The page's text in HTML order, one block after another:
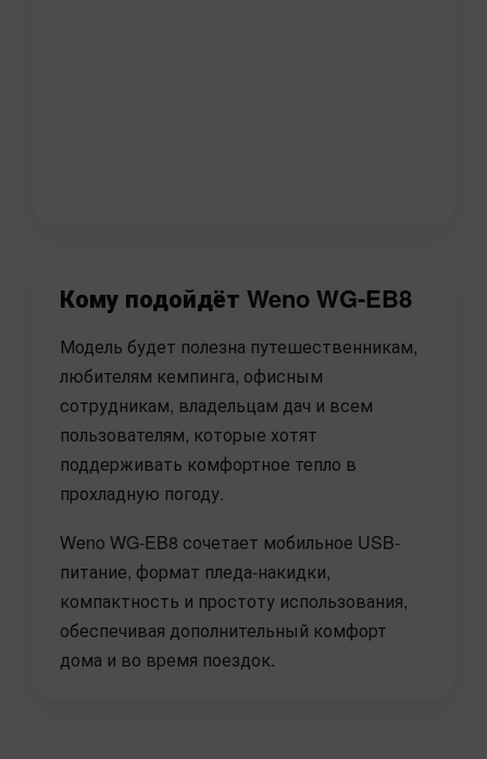
Кому подойдёт Weno WG-EB8
Модель будет полезна путешественникам,
любителям кемпинга, офисным
сотрудникам, владельцам дач и всем
пользователям, которые хотят
поддерживать комфортное тепло в
прохладную погоду.
Weno WG-EB8 сочетает мобильное USB-
питание, формат пледа-накидки,
компактность и простоту использования,
обеспечивая дополнительный комфорт
дома и во время поездок.